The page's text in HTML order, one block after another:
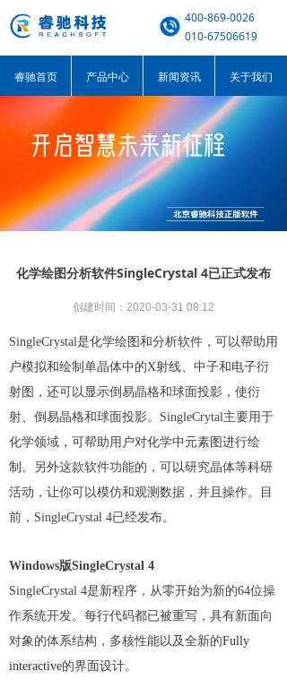
400-869-0026
010-67506619
睿驰首页 产品中心 新闻资讯 关于我们
化学绘图分析软件SingleCrystal 4已正式发布
SingleCrystal是化学绘图和分析软件，可以帮助用
户模拟和绘制单晶体中的X射线、中子和电子衍
射图，还可以显示倒易晶格和球面投影，使衍
射、倒易晶格和球面投影。SingleCrytal主要用于
化学领域，可帮助用户对化学中元素图进行绘
制。另外这款软件功能的，可以研究晶体等科研
活动，让你可以模仿和观测数据，并且操作。目
前，SingleCrystal 4已经发布。
Windows版SingleCrystal 4
SingleCrystal 4是新程序，从零开始为新的64位操
作系统开发。每行代码都已被重写，具有新面向
对象的体系结构，多核性能以及全新的Fully
interactive的界面设计。
创建时间： 2020-03-31 08:12